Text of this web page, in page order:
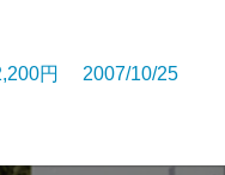
円 2007/10/25